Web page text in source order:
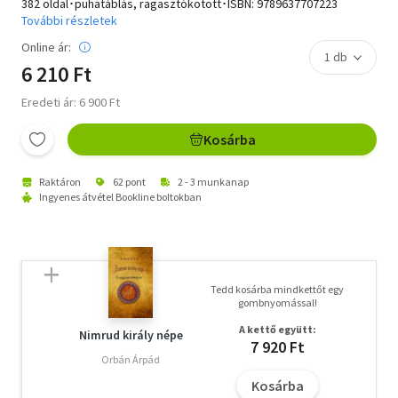
382 oldal･puhatáblás, ragasztókötött･ISBN: 9789637707223
További részletek
Online ár:
6 210 Ft
Eredeti ár: 6 900 Ft
Kosárba
Raktáron 62 pont
2 - 3 munkanap
Ingyenes átvétel Bookline boltokban
Nimrud király népe
Orbán Árpád
Tedd kosárba mindkettőt egy
gombnyomással!
A kettő együtt:
7 920 Ft
Kosárba